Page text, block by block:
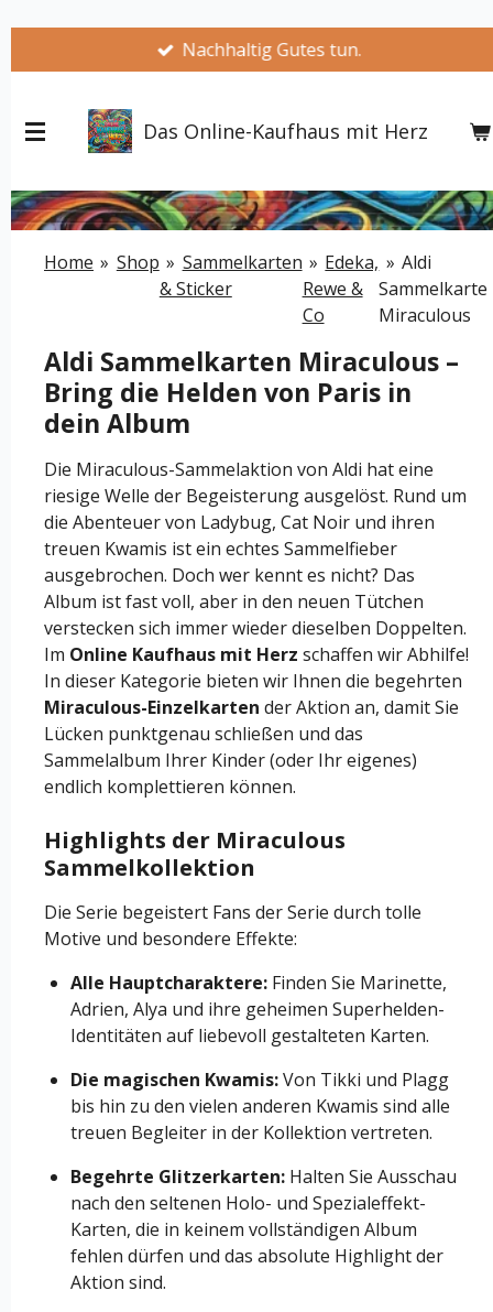
springen
Nachhaltig Gutes tun.
Das Online-Kaufhaus mit Herz
Home » Shop » Sammelkarten
& Sticker
» Edeka,
Rewe &
Co
» Aldi
Sammelkarte
Miraculous
Aldi Sammelkarten Miraculous –
Bring die Helden von Paris in
dein Album
Die Miraculous-Sammelaktion von Aldi hat eine
riesige Welle der Begeisterung ausgelöst. Rund um
die Abenteuer von Ladybug, Cat Noir und ihren
treuen Kwamis ist ein echtes Sammelfieber
ausgebrochen. Doch wer kennt es nicht? Das
Album ist fast voll, aber in den neuen Tütchen
verstecken sich immer wieder dieselben Doppelten.
Im Online Kaufhaus mit Herz schaffen wir Abhilfe!
In dieser Kategorie bieten wir Ihnen die begehrten
Miraculous-Einzelkarten der Aktion an, damit Sie
Lücken punktgenau schließen und das
Sammelalbum Ihrer Kinder (oder Ihr eigenes)
endlich komplettieren können.
Highlights der Miraculous
Sammelkollektion
Die Serie begeistert Fans der Serie durch tolle
Motive und besondere Effekte:
Alle Hauptcharaktere: Finden Sie Marinette,
Adrien, Alya und ihre geheimen Superhelden-
Identitäten auf liebevoll gestalteten Karten.
Die magischen Kwamis:Von Tikki und Plagg
bis hin zu den vielen anderen Kwamis sind alle
treuen Begleiter in der Kollektion vertreten.
Begehrte Glitzerkarten: Halten Sie Ausschau
nach den seltenen Holo- und Spezialeffekt-
Karten, die in keinem vollständigen Album
fehlen dürfen und das absolute Highlight der
Aktion sind.